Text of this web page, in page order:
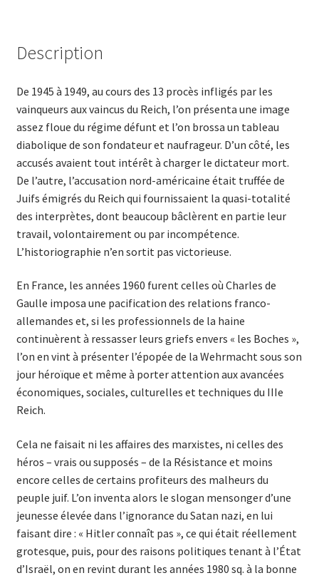
Description
De 1945 à 1949, au cours des 13 procès infligés par les
vainqueurs aux vaincus du Reich, l’on présenta une image
assez floue du régime défunt et l’on brossa un tableau
diabolique de son fondateur et naufrageur. D’un côté, les
accusés avaient tout intérêt à charger le dictateur mort.
De l’autre, l’accusation nord-américaine était truffée de
Juifs émigrés du Reich qui fournissaient la quasi-totalité
des interprètes, dont beaucoup bâclèrent en partie leur
travail, volontairement ou par incompétence.
L’historiographie n’en sortit pas victorieuse.
En France, les années 1960 furent celles où Charles de
Gaulle imposa une pacification des relations franco-
allemandes et, si les professionnels de la haine
continuèrent à ressasser leurs griefs envers « les Boches »,
l’on en vint à présenter l’épopée de la Wehrmacht sous son
jour héroïque et même à porter attention aux avancées
économiques, sociales, culturelles et techniques du IIIe
Reich.
Cela ne faisait ni les affaires des marxistes, ni celles des
héros – vrais ou supposés – de la Résistance et moins
encore celles de certains profiteurs des malheurs du
peuple juif. L’on inventa alors le slogan mensonger d’une
jeunesse élevée dans l’ignorance du Satan nazi, en lui
faisant dire : « Hitler connaît pas », ce qui était réellement
grotesque, puis, pour des raisons politiques tenant à l’État
d’Israël, on en revint durant les années 1980 sq. à la bonne